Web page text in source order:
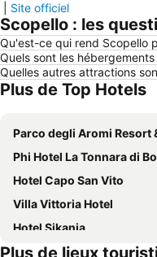
Site officiel
Scopello : les
Qu'est-ce qui rend Scopello
Quels sont les
Quelles autres attractions
Plus de Top Hotels
Parco degli Aromi Resort &
Phi Hotel La Tonnara di
Hotel Capo San Vito
Villa Vittoria Hotel
Hotel Sikania
Marina Holiday Resort &
Plus de lieux